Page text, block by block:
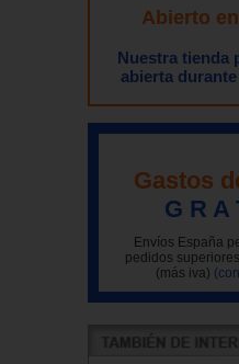
Abierto
Nuestra tienda
abierta
Gastos
G R A
Envíos España
pedidos
(más iva)